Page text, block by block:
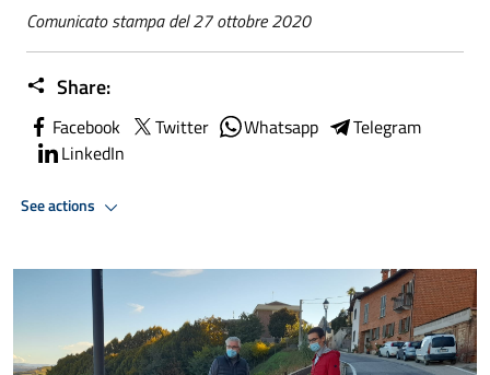
Comunicato stampa del 27 ottobre 2020
Share:
Facebook Twitter Whatsapp
Telegram
LinkedIn
See actions